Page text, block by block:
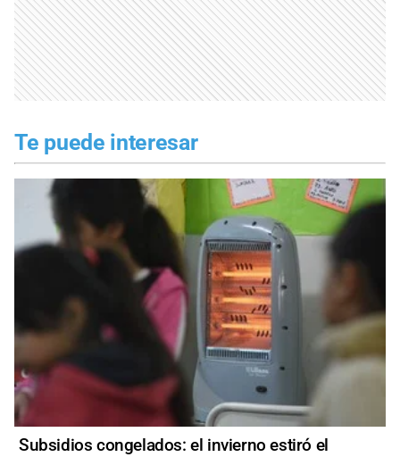
Te puede interesar
Subsidios congelados: el invierno estiró el